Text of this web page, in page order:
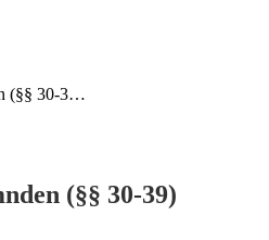
(§§ 30-3…
(§§ 30-39)